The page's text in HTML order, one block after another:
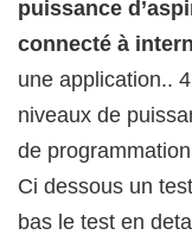
puissance
connecté à
une application..
niveaux de
de programmation
Ci dessous un
bas le test en